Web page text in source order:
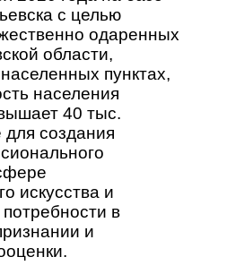
с целью
одаренных
области,
пунктах,
населения
40 тыс.
для создания
искусства и
в
и